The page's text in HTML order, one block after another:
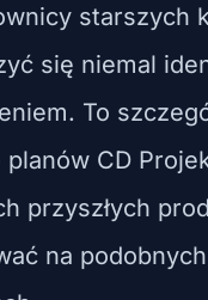
starszych
się niemal
To
CD
przyszłych
na podobnych